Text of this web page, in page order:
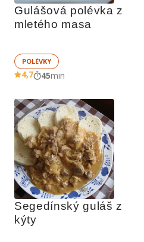
Gulášová polévka z
mletého masa
POLÉVKY
4,7 45min
Segedínský guláš z
kýty